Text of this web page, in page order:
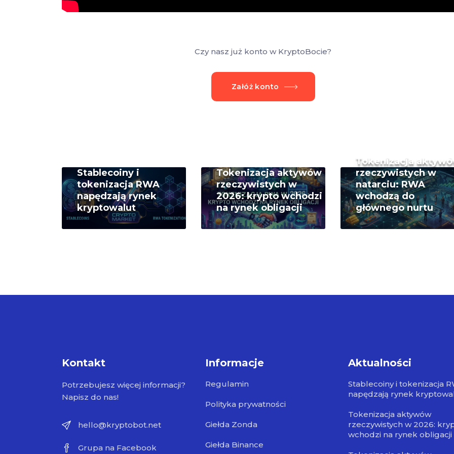
Czy nasz już konto w KryptoBocie?
Załóż konto
Stablecoiny i
tokenizacja RWA
napędzają rynek
kryptowalut
Tokenizacja aktywów
rzeczywistych w
2026: krypto wchodzi
na rynek obligacji
Tokenizacja
rzeczywistych w
natarciu: RWA
wchodzą do
głównego nurtu
Kontakt
Potrzebujesz więcej informacji?
Napisz do nas!
hello@kryptobot.net
Grupa na Facebook
Informacje
Regulamin
Polityka prywatności
Giełda Zonda
Giełda Binance
Aktualności
Stablecoiny i tokenizacja
napędzają rynek
Tokenizacja aktywów
rzeczywistych w 2026:
wchodzi na rynek obligacji